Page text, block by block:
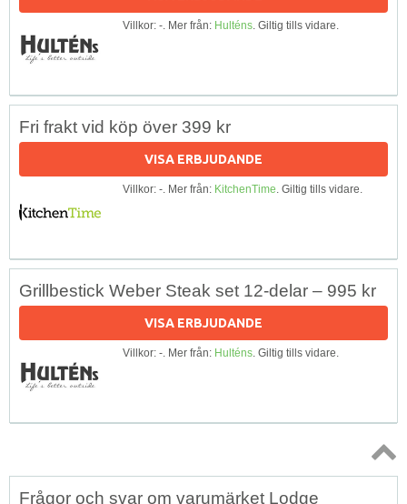
Villkor: -. Mer från: Hulténs. Giltig tills vidare.
Fri frakt vid köp över 399 kr
VISA ERBJUDANDE
Villkor: -. Mer från: KitchenTime. Giltig tills vidare.
Grillbestick Weber Steak set 12-delar – 995 kr
VISA ERBJUDANDE
Villkor: -. Mer från: Hulténs. Giltig tills vidare.
Topp
Frågor och svar om varumärket Lodge